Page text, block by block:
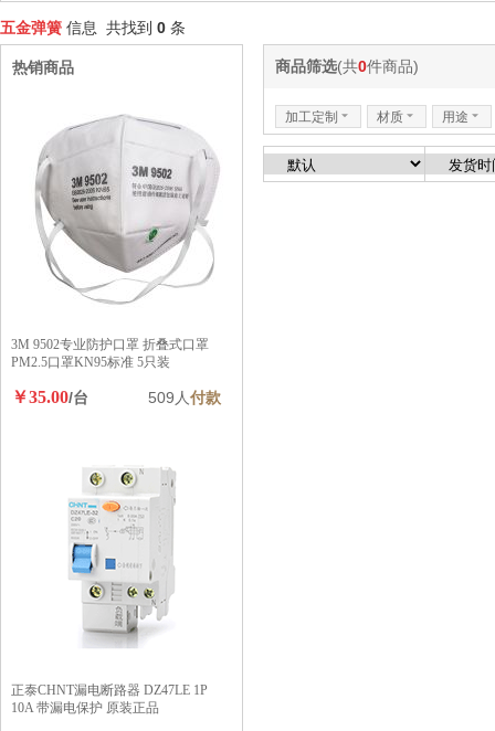
五金弹簧 信息 共找到 0 条
商品筛选(共0件商品)
加工定制 6 材质 6 用途 6
热销商品
3M 9502专业防护口罩 折叠式口罩
PM2.5口罩KN95标准 5只装
￥35.00/台 509人付款
正泰CHNT漏电断路器 DZ47LE 1P
10A 带漏电保护 原装正品